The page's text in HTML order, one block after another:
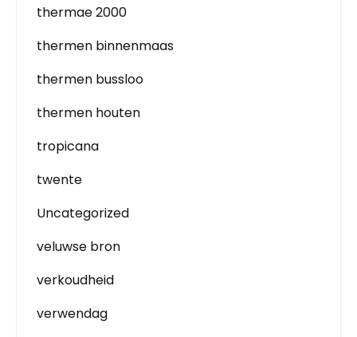
thermae 2000
thermen binnenmaas
thermen bussloo
thermen houten
tropicana
twente
Uncategorized
veluwse bron
verkoudheid
verwendag